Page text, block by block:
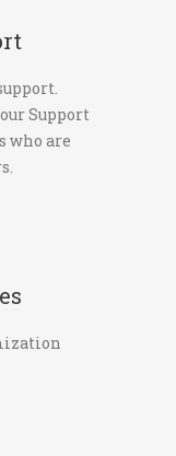
Support
who are